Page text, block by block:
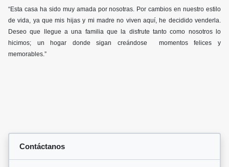
“Esta casa ha sido muy amada por nosotras. Por cambios en nuestro estilo
de vida, ya que mis hijas y mi madre no viven aquí, he decidido venderla.
Deseo que llegue a una familia que la disfrute tanto como nosotros lo
hicimos; un hogar donde sigan creándose momentos felices y
memorables.”
Contáctanos